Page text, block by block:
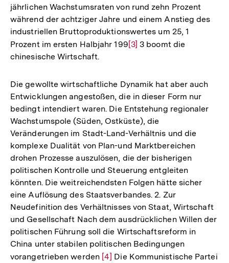
jährlichen Wachstumsraten von rund zehn Prozent
während der achtziger Jahre und einem Anstieg des
industriellen Bruttoproduktionswertes um 25, 1
Prozent im ersten Halbjahr 199Zur
Fußnote
[3] 3 boomt die
chinesische Wirtschaft.
Die gewollte wirtschaftliche Dynamik hat aber auch
Entwicklungen angestoßen, die in dieser Form nur
bedingt intendiert waren. Die Entstehung regionaler
Wachstumspole (Süden, Ostküste), die
Veränderungen im Stadt-Land-Verhältnis und die
komplexe Dualität von Plan-und Marktbereichen
drohen Prozesse auszulösen, die der bisherigen
politischen Kontrolle und Steuerung entgleiten
könnten. Die weitreichendsten Folgen hätte sicher
eine Auflösung des Staatsverbandes. 2. Zur
Neudefinition des Verhältnisses von Staat, Wirtschaft
und Gesellschaft Nach dem ausdrücklichen Willen der
politischen Führung soll die Wirtschaftsreform in
China unter stabilen politischen Bedingungen
vorangetrieben werden Zur
[4] Die Kommunistische Partei